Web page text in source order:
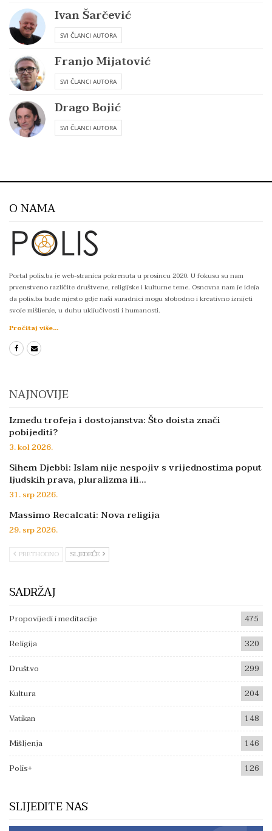
Ivan Šarčević
SVI ČLANCI AUTORA
Franjo Mijatović
SVI ČLANCI AUTORA
Drago Bojić
SVI ČLANCI AUTORA
O NAMA
Portal polis.ba je web-stranica pokrenuta u prosincu 2020. U fokusu su nam
prvenstveno različite društvene, religijske i kulturne teme. Osnovna nam je ideja
da polis.ba bude mjesto gdje naši suradnici mogu slobodno i kreativno iznijeti
svoje mišljenje, u duhu uključivosti i humanosti.
Pročitaj više...
NAJNOVIJE
Između trofeja i dostojanstva: Što doista znači
pobijediti?
3. kol 2026.
Sihem Djebbi: Islam nije nespojiv s vrijednostima poput
ljudskih prava, pluralizma ili…
31. srp 2026.
Massimo Recalcati: Nova religija
29. srp 2026.
PRETHODNO SLJEDEĆE
SADRŽAJ
Propovijedi i meditacije
475
Religija
320
Društvo
299
Kultura
204
Vatikan
148
Mišljenja
146
Polis+
126
SLIJEDITE NAS